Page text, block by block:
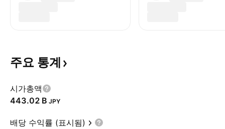
주요 통계
시가총액
‪443.02 B‬ JPY
배당 수익률 (표시됨)